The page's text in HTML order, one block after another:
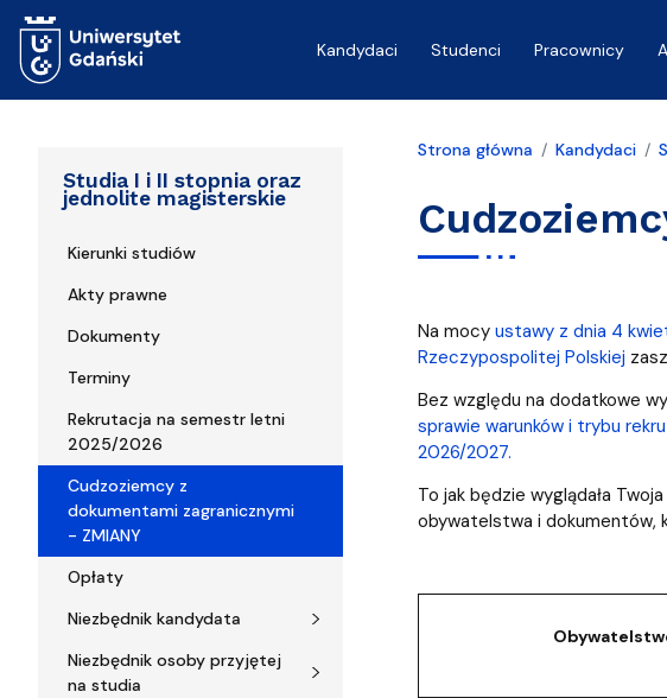
Kandydaci
Studenci Pracownicy
Studia I i II stopnia oraz
jednolite magisterskie
Kierunki studiów
Akty prawne
Dokumenty
Terminy
Rekrutacja na semestr letni
2025/2026
Cudzoziemcy z
dokumentami zagranicznymi
- ZMIANY
Opłaty
Niezbędnik kandydata
Niezbędnik osoby przyjętej
na studia
Strona główna Kandydaci
Na mocy ustawy z dnia 4
Rzeczypospolitej Polskiej
Bez względu na dodatkowe
sprawie warunków i trybu
2026/2027.
To jak będzie wyglądała
obywatelstwa i dokumentów,